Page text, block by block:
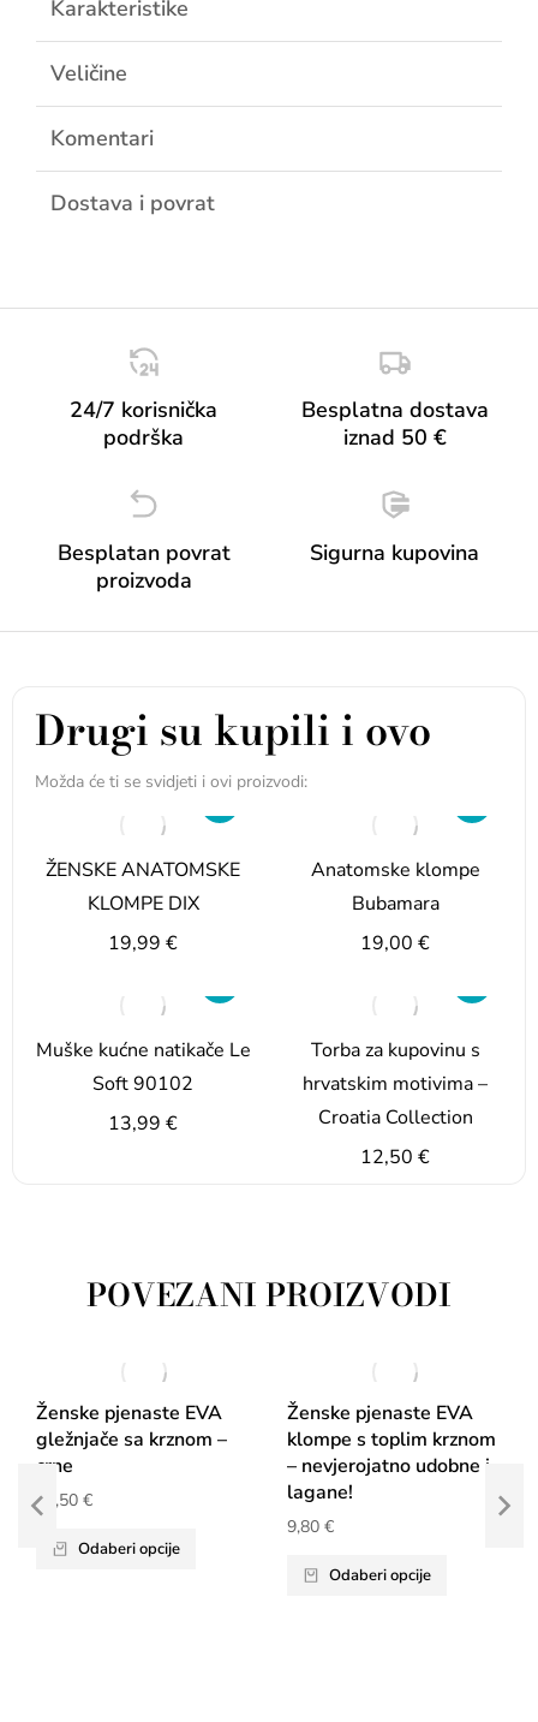
Karakteristike
Veličine
Komentari
Dostava i povrat
24/7 korisnička
podrška
Besplatna dostava
iznad 50 €
Besplatan povrat
proizvoda
Sigurna kupovina
Drugi su kupili i ovo
Možda će ti se svidjeti i ovi proizvodi:
ŽENSKE ANATOMSKE
KLOMPE DIX
19,99 €
Anatomske klompe
Bubamara
19,00 €
Muške kućne natikače Le
Soft 90102
13,99 €
Torba za kupovinu s
hrvatskim motivima –
Croatia Collection
12,50 €
POVEZANI PROIZVODI
Ženske pjenaste EVA
gležnjače sa krznom –
crne
11,50 €
Odaberi opcije
Ženske pjenaste EVA
klompe s toplim krznom
– nevjerojatno udobne i
lagane!
9,80 €
Odaberi opcije